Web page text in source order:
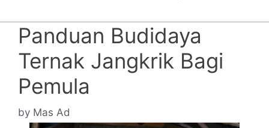
Panduan Budidaya
Ternak Jangkrik Bagi
Pemula
by Mas Ad